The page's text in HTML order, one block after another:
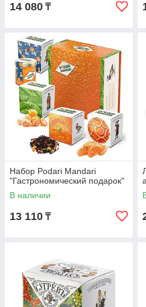
14 080 ₸
Набор Podari Mandari
"Гастрономический подарок"
В наличии
13 110 ₸